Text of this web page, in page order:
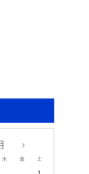
木 金 土